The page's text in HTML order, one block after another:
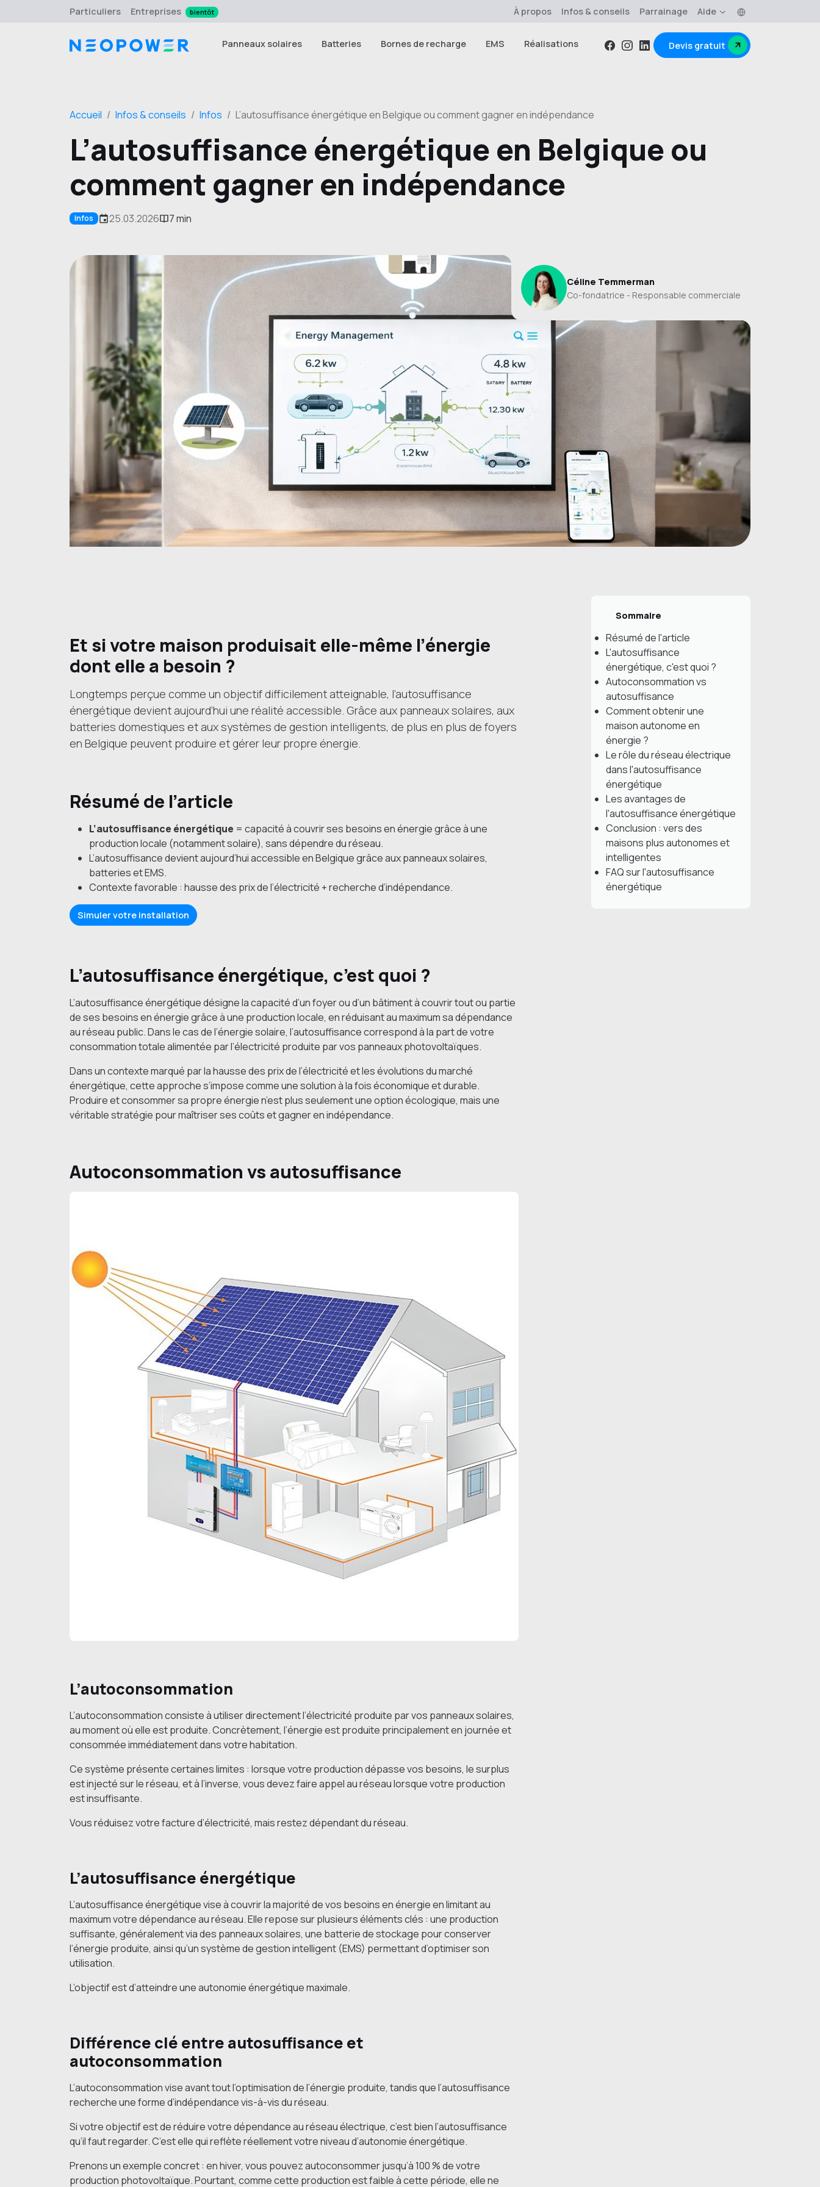
Particuliers Entreprises bientôt À propos Infos & conseils Parrainage Aide Langue
Panneaux solaires Batteries Bornes de recharge EMS Réalisations
Facebook
Instagram
LinkedinDevis gratuit
Accueil Infos & conseils Infos L’autosuffisance énergétique en Belgique ou comment gagner en indépendance
L’autosuffisance énergétique en Belgique ou
comment gagner en indépendance
Infos 25.03.2026 7 min
Céline Temmerman
Co-fondatrice - Responsable commerciale
Sommaire
Résumé de l'article
L'autosuffisance
énergétique, c'est quoi ?
Autoconsommation vs
autosuffisance
Comment obtenir une
maison autonome en
énergie ?
Le rôle du réseau électrique
dans l'autosuffisance
énergétique
Les avantages de
l'autosuffisance énergétique
Conclusion : vers des
maisons plus autonomes et
intelligentes
FAQ sur l'autosuffisance
énergétique
Et si votre maison produisait elle-même l’énergie
dont elle a besoin ?
Longtemps perçue comme un objectif difficilement atteignable, l’autosuffisance
énergétique devient aujourd’hui une réalité accessible. Grâce aux panneaux solaires, aux
batteries domestiques et aux systèmes de gestion intelligents, de plus en plus de foyers
en Belgique peuvent produire et gérer leur propre énergie.
Résumé de l’article
L’autosuffisance énergétique = capacité à couvrir ses besoins en énergie grâce à une
production locale (notamment solaire), sans dépendre du réseau.
L’autosuffisance devient aujourd’hui accessible en Belgique grâce aux panneaux solaires,
batteries et EMS.
Contexte favorable : hausse des prix de l’électricité + recherche d’indépendance.
Simuler votre installation
L’autosuffisance énergétique, c’est quoi ?
L’autosuffisance énergétique désigne la capacité d’un foyer ou d’un bâtiment à couvrir tout ou partie
de ses besoins en énergie grâce à une production locale, en réduisant au maximum sa dépendance
au réseau public. Dans le cas de l’énergie solaire, l’autosuffisance correspond à la part de votre
consommation totale alimentée par l’électricité produite par vos panneaux photovoltaïques.
Dans un contexte marqué par la hausse des prix de l’électricité et les évolutions du marché
énergétique, cette approche s’impose comme une solution à la fois économique et durable.
Produire et consommer sa propre énergie n’est plus seulement une option écologique, mais une
véritable stratégie pour maîtriser ses coûts et gagner en indépendance.
Autoconsommation vs autosuffisance
L’autoconsommation
L’autoconsommation consiste à utiliser directement l’électricité produite par vos panneaux solaires,
au moment où elle est produite. Concrètement, l’énergie est produite principalement en journée et
consommée immédiatement dans votre habitation.
Ce système présente certaines limites : lorsque votre production dépasse vos besoins, le surplus
est injecté sur le réseau, et à l’inverse, vous devez faire appel au réseau lorsque votre production
est insuffisante.
Vous réduisez votre facture d’électricité, mais restez dépendant du réseau.
L’autosuffisance énergétique
L’autosuffisance énergétique vise à couvrir la majorité de vos besoins en énergie en limitant au
maximum votre dépendance au réseau. Elle repose sur plusieurs éléments clés : une production
suffisante, généralement via des panneaux solaires, une batterie de stockage pour conserver
l’énergie produite, ainsi qu’un système de gestion intelligent (EMS) permettant d’optimiser son
utilisation.
L’objectif est d’atteindre une autonomie énergétique maximale.
Différence clé entre autosuffisance et
autoconsommation
L’autoconsommation vise avant tout l’optimisation de l’énergie produite, tandis que l’autosuffisance
recherche une forme d’indépendance vis-à-vis du réseau.
Si votre objectif est de réduire votre dépendance au réseau électrique, c’est bien l’autosuffisance
qu’il faut regarder. C’est elle qui reflète réellement votre niveau d’autonomie énergétique.
Prenons un exemple concret : en hiver, vous pouvez autoconsommer jusqu’à 100 % de votre
production photovoltaïque. Pourtant, comme cette production est faible à cette période, elle ne